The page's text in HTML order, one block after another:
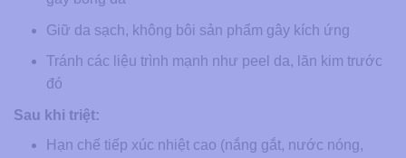
Giữ da sạch, không bôi sản phẩm gây kích ứng
Tránh các liệu trình mạnh như peel da, lăn kim trước
đó
Sau khi triệt:
Hạn chế tiếp xúc nhiệt cao (nắng gắt, nước nóng,